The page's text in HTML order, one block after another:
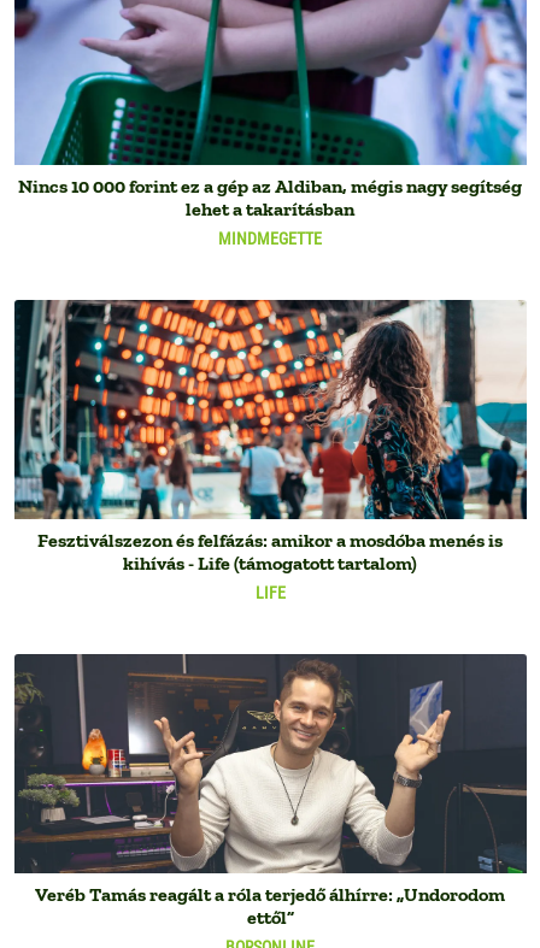
MINDMEGETTE
Nincs 10 000 forint ez a gép az Aldiban, mégis nagy segítség
lehet a takarításban
LIFE
Fesztiválszezon és felfázás: amikor a mosdóba menés is
kihívás - Life (támogatott tartalom)
Veréb Tamás reagált a róla terjedő álhírre: „Undorodom
ettől”